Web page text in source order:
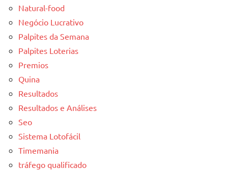
Natural-food
Negócio Lucrativo
Palpites da Semana
Palpites Loterias
Premios
Quina
Resultados
Resultados e Análises
Seo
Sistema Lotofácil
Timemania
tráfego qualificado